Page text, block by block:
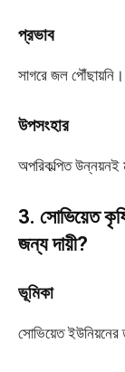
প্রভাব
সাগরে জল পৌঁছায়নি।
উপসংহার
অপরিকল্পিত
3. সোভিয়েত
জন্য দায়ী?
ভূমিকা
সোভিয়েত ইউনিয়নের